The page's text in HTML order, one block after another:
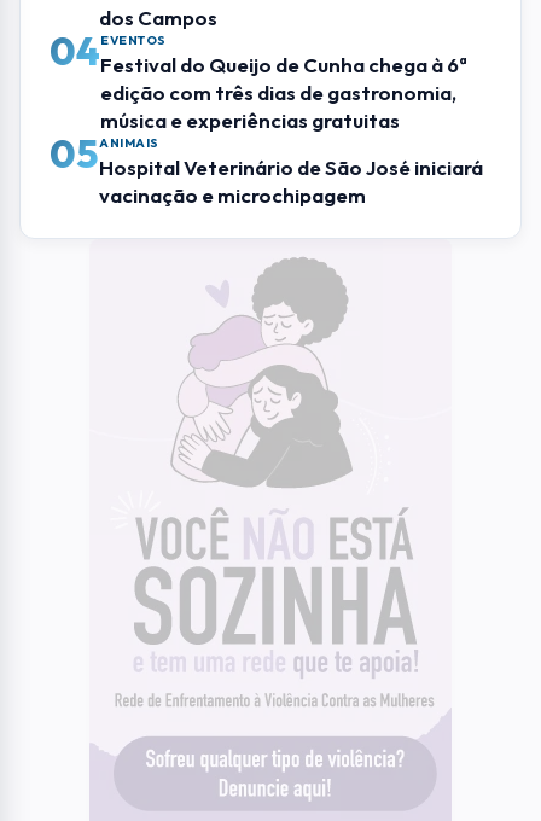
Mais Lidas
01RMVALE
MC joseense viraliza com rimas sobre
problemas de São José e críticas à
Prefeitura
Coluna Social: confira quem marcou
presença nos eventos de Sjcampos
SÃO JOSE DOS CAMPOS
Após cinco anos de funcionamento,
Sheriff encerra atividades em São José
dos Campos
Festival do Queijo de Cunha chega à 6ª
edição com três dias de gastronomia,
música e experiências gratuitas
ANIMAIS
Hospital Veterinário de São José iniciará
vacinação e microchipagem